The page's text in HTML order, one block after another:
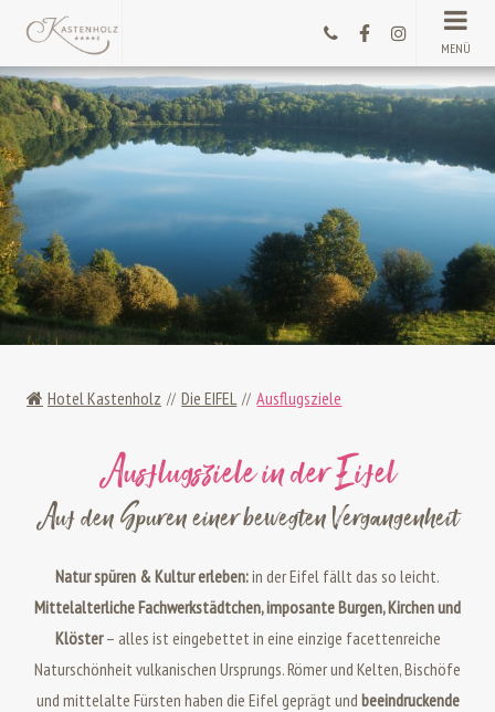
MENÜ
Hotel Kastenholz Die EIFEL Ausflugsziele
Ausflugsziele in der Eifel
Auf den Spuren einer bewegten Vergangenheit
Natur spüren & Kultur erleben:in der Eifel fällt das so leicht.
Mittelalterliche Fachwerkstädtchen, imposante Burgen, Kirchen und
Klöster– alles ist eingebettet in eine einzige facettenreiche
Naturschönheit vulkanischen Ursprungs. Römer und Kelten, Bischöfe
und mittelalte Fürsten haben die Eifel geprägt und beeindruckende